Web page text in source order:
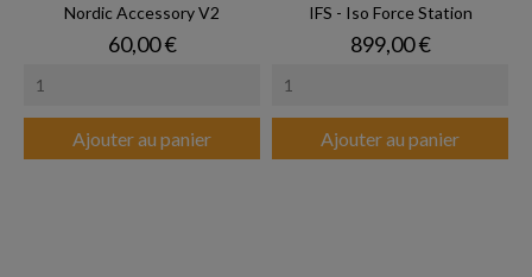
Nordic Accessory V2
Prix
60,00 €
Ajouter au panier
IFS - Iso Force Station
Prix
899,00 €
Ajouter au panier